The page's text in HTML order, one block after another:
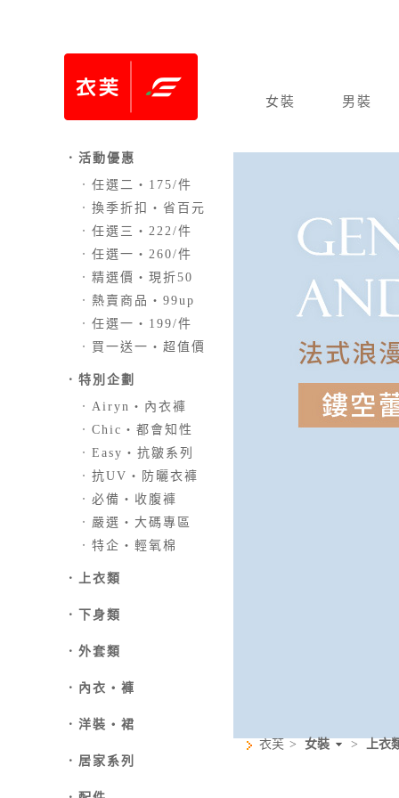
女裝 男裝
．活動優惠
． 任選二‧175/件
． 換季折扣‧省百元
． 任選三‧222/件
． 任選一‧260/件
． 精選價‧現折50
． 熱賣商品‧99up
． 任選一‧199/件
． 買一送一‧超值價
． 特別企劃
． Airyn‧內衣褲
． Chic‧都會知性
． Easy‧抗皺系列
． 抗UV‧防曬衣褲
． 必備‧收腹褲
． 嚴選‧大碼專區
． 特企‧輕氧棉
． 上衣類
． 下身類
．外套類
． 內衣‧褲
． 洋裝‧裙
． 居家系列
衣芙 > 女裝 > 上衣